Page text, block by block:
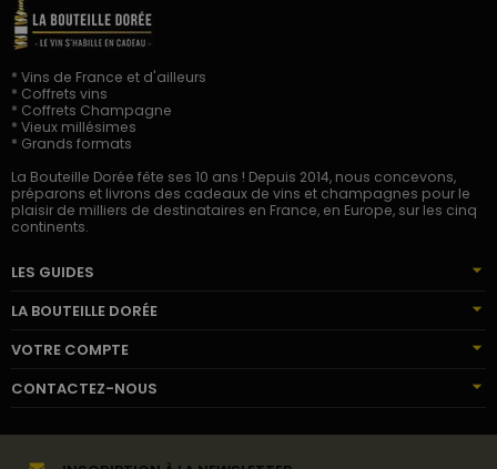
* Vins de France et d'ailleurs
* Coffrets vins
* Coffrets Champagne
* Vieux millésimes
* Grands formats
La Bouteille Dorée fête ses 10 ans ! Depuis 2014, nous concevons,
préparons et livrons des cadeaux de vins et champagnes pour le
plaisir de milliers de destinataires en France, en Europe, sur les cinq
continents.
LES GUIDES
LA BOUTEILLE DORÉE
VOTRE COMPTE
CONTACTEZ-NOUS